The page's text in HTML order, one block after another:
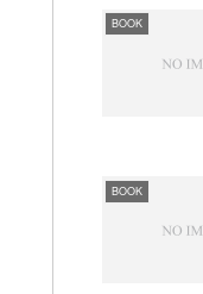
BOOK
BOOK